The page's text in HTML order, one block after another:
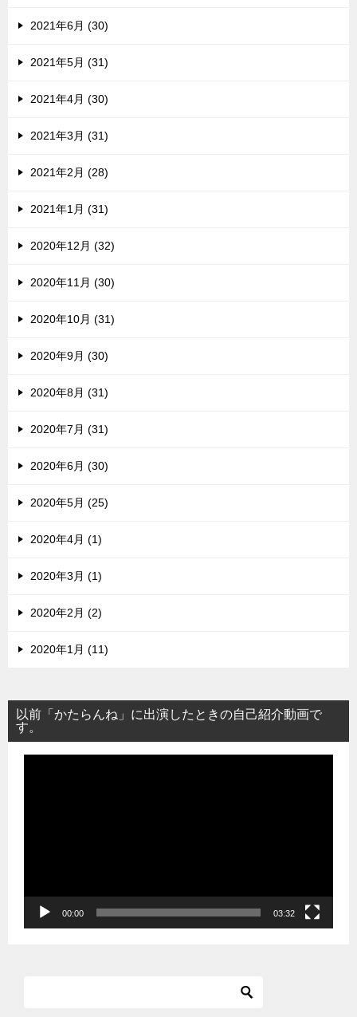
2021年6月 (30)
2021年5月 (31)
2021年4月 (30)
2021年3月 (31)
2021年2月 (28)
2021年1月 (31)
2020年12月 (32)
2020年11月 (30)
2020年10月 (31)
2020年9月 (30)
2020年8月 (31)
2020年7月 (31)
2020年6月 (30)
2020年5月 (25)
2020年4月 (1)
2020年3月 (1)
2020年2月 (2)
2020年1月 (11)
以前「かたらんね」に出演したときの自己紹介動画で
す。
00:00 03:32